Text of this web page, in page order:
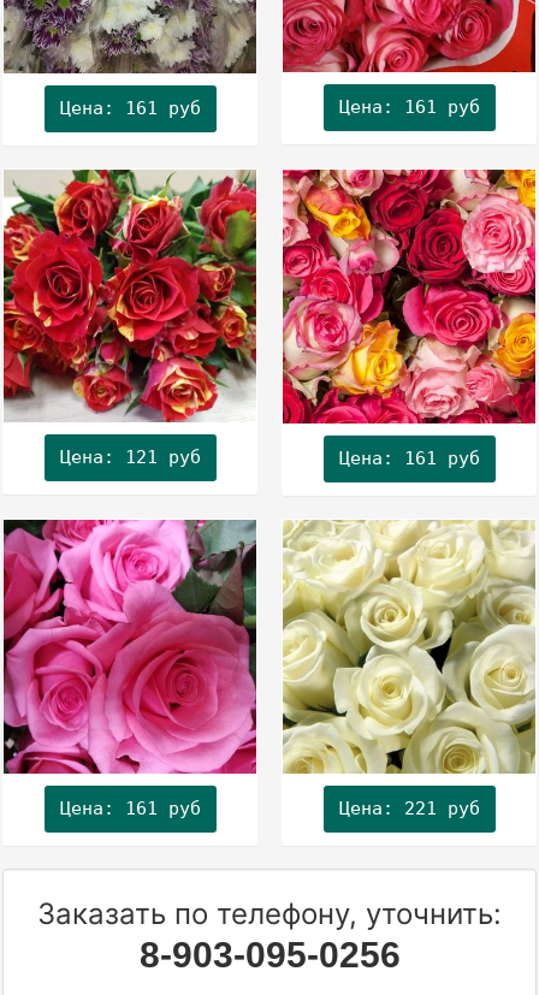
Цена: 161 руб Цена: 161 руб
Цена: 121 руб Цена: 161 руб
Цена: 161 руб Цена: 221 руб
Заказать по телефону, уточнить:
8-903-095-0256